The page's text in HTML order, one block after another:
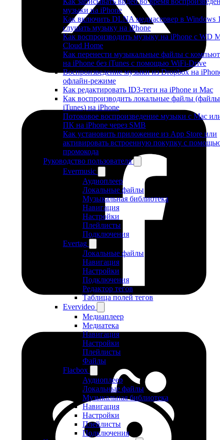
музыки на iPhone
Как включить DLNA медиасервер в Windows
слушать музыку на iPhone
Как воспроизводить музыку на iPhone с WD
Cloud Home
Как перенести музыкальные файлы с
на iPhone без iTunes с помощью WiFi-Drive
Воспроизведение музыки из Dropbox на
офлайн-режиме
Как редактировать ID3-теги на iPhone и Mac
Как воспроизводить локальные файлы (файлы
iTunes) на iPhone
Потоковое воспроизведение музыки с Mac
ПК на iPhone через SMB
Как установить приложение из App Store или
активировать встроенную покупку с
промокода
Руководство пользователя
Evermusic
Аудиоплеер
Локальные файлы
Музыкальная библиотека
Навигация
Настройки
Плейлисты
Подключения
Evertag
Локальные файлы
Навигация
Настройки
Подключения
Редактор тегов
Таблица полей тегов
Evervideo
Медиаплеер
Медиатека
Навигация
Настройки
Плейлисты
Файлы
Flacbox
Аудиоплеер
Локальные файлы
Музыкальная библиотека
Навигация
Настройки
Плейлисты
Подключения